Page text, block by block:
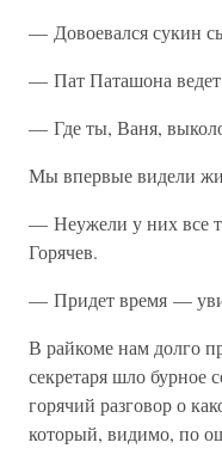
— Довоевался сукин
— Пат Паташона
— Где ты, Ваня,
Мы впервые видели
— Неужели у них все
Горячев.
— Придет время —
В райкоме нам долго
секретаря шло бурное
горячий разговор о
который, видимо, по